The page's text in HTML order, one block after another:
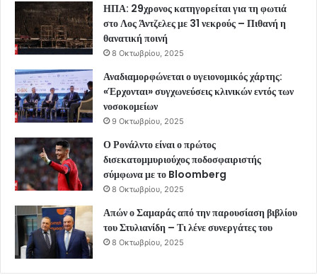
ΗΠΑ: 29χρονος κατηγορείται για τη φωτιά
στο Λος Άντζελες με 31 νεκρούς – Πιθανή η
θανατική ποινή
8 Οκτωβρίου, 2025
Αναδιαμορφώνεται ο υγειονομικός χάρτης:
«Έρχονται» συγχωνεύσεις κλινικών εντός των
νοσοκομείων
9 Οκτωβρίου, 2025
Ο Ρονάλντο είναι ο πρώτος
δισεκατομμυριούχος ποδοσφαιριστής
σύμφωνα με το Bloomberg
8 Οκτωβρίου, 2025
Απών ο Σαμαράς από την παρουσίαση βιβλίου
του Στυλιανίδη – Τι λένε συνεργάτες του
8 Οκτωβρίου, 2025